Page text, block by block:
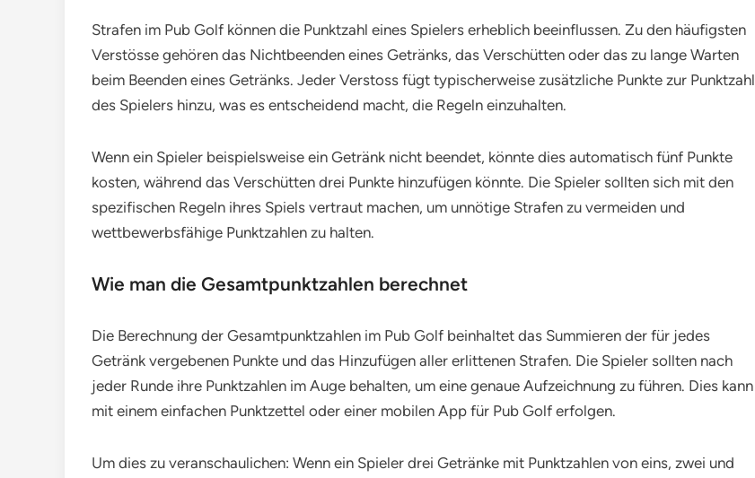
Strafen im Pub Golf können die Punktzahl eines Spielers erheblich beeinflussen. Zu den häufigsten
Verstösse gehören das Nichtbeenden eines Getränks, das Verschütten oder das zu lange Warten
beim Beenden eines Getränks. Jeder Verstoss fügt typischerweise zusätzliche Punkte zur Punktzahl
des Spielers hinzu, was es entscheidend macht, die Regeln einzuhalten.
Wenn ein Spieler beispielsweise ein Getränk nicht beendet, könnte dies automatisch fünf Punkte
kosten, während das Verschütten drei Punkte hinzufügen könnte. Die Spieler sollten sich mit den
spezifischen Regeln ihres Spiels vertraut machen, um unnötige Strafen zu vermeiden und
wettbewerbsfähige Punktzahlen zu halten.
Wie man die Gesamtpunktzahlen berechnet
Die Berechnung der Gesamtpunktzahlen im Pub Golf beinhaltet das Summieren der für jedes
Getränk vergebenen Punkte und das Hinzufügen aller erlittenen Strafen. Die Spieler sollten nach
jeder Runde ihre Punktzahlen im Auge behalten, um eine genaue Aufzeichnung zu führen. Dies kann
mit einem einfachen Punktzettel oder einer mobilen App für Pub Golf erfolgen.
Um dies zu veranschaulichen: Wenn ein Spieler drei Getränke mit Punktzahlen von eins, zwei und